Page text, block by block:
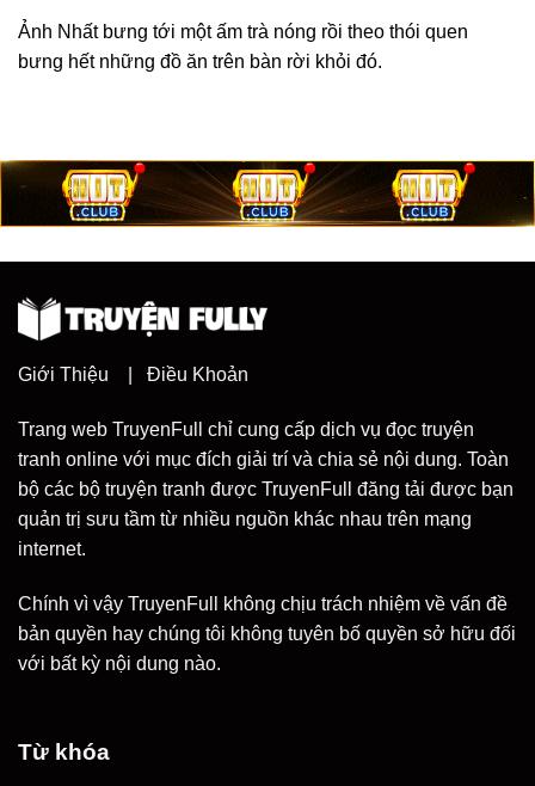
Ảnh Nhất bưng tới một ấm trà nóng rồi theo thói quen
bưng hết những đồ ăn trên bàn rời khỏi đó.
Giới Thiệu Điều Khoản
Trang web TruyenFull chỉ cung cấp dịch vụ đọc truyện
tranh online với mục đích giải trí và chia sẻ nội dung. Toàn
bộ các bộ truyện tranh được TruyenFull đăng tải được bạn
quản trị sưu tầm từ nhiều nguồn khác nhau trên mạng
internet.
Chính vì vậy TruyenFull không chịu trách nhiệm về vấn đề
bản quyền hay chúng tôi không tuyên bố quyền sở hữu đối
với bất kỳ nội dung nào.
Từ khóa